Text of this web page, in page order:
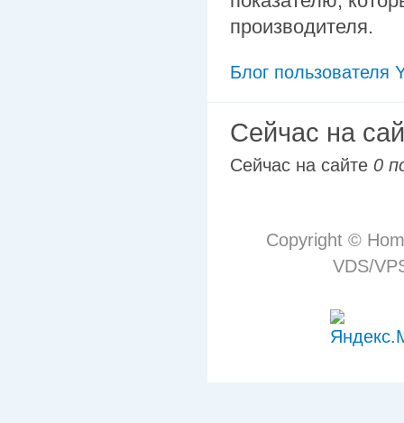
производителя.
Блог пользователя
Сейчас на
Сейчас на сайте 0
Copyright ©
VDS/